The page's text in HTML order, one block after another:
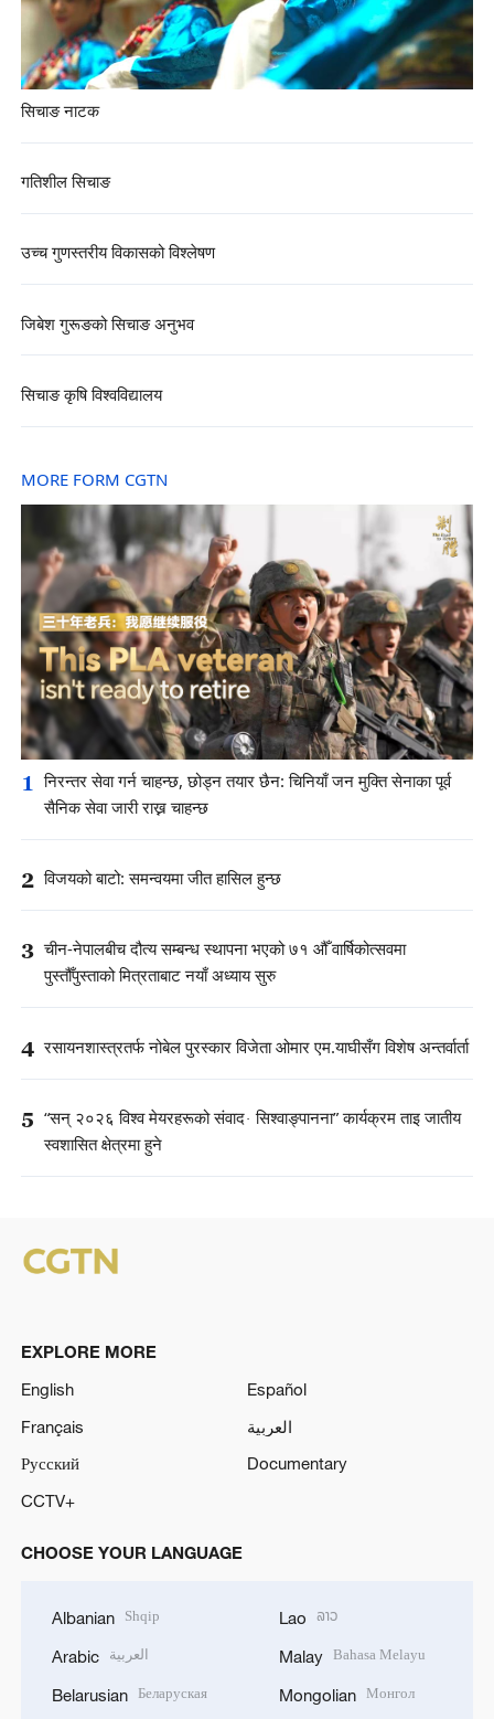
सिचाङ नाटक
गतिशील सिचाङ
उच्च गुणस्तरीय विकासको विश्लेषण
जिबेश गुरूङको सिचाङ अनुभव
सिचाङ कृषि विश्वविद्यालय
MORE FORM CGTN
1 निरन्तर सेवा गर्न चाहन्छ, छोड्न तयार छैन: चिनियाँ जन मुक्ति सेनाका पूर्व
सैनिक सेवा जारी राख्न चाहन्छ
2 विजयको बाटो: समन्वयमा जीत हासिल हुन्छ
3 चीन-नेपालबीच दौत्य सम्बन्ध स्थापना भएको ७१ औँ वार्षिकोत्सवमा
पुस्तौँपुस्ताको मित्रताबाट नयाँ अध्याय सुरु
4 रसायनशास्त्रतर्फ नोबेल पुरस्कार विजेता ओमार एम.याघीसँग विशेष अन्तर्वार्ता
5 “सन् २०२६ विश्व मेयरहरूको संवाद· सिश्वाङ्पानना” कार्यक्रम ताइ जातीय
स्वशासित क्षेत्रमा हुने
EXPLORE MORE
English
Español
Français
العربية
Русский
Documentary
CCTV+
CHOOSE YOUR LANGUAGE
Albanian Shqip
Arabic العربية
Belarusian Беларуская
Lao ລາວ
Malay Bahasa Melayu
Mongolian Монгол